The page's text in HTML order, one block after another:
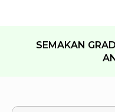
SEMAKAN